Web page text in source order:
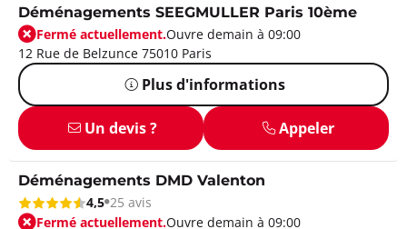
Déménagements SEEGMULLER Paris 10ème
Fermé actuellement.Ouvre demain à 09:00
12 Rue de Belzunce 75010 Paris
Plus d'informations
Un devis ? Appeler
Déménagements DMD Valenton
4,5 25 avis
Fermé actuellement.Ouvre demain à 09:00